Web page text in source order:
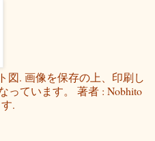
図. 画像を保存の上、印刷し
っています。 著者 : Nobhito
.